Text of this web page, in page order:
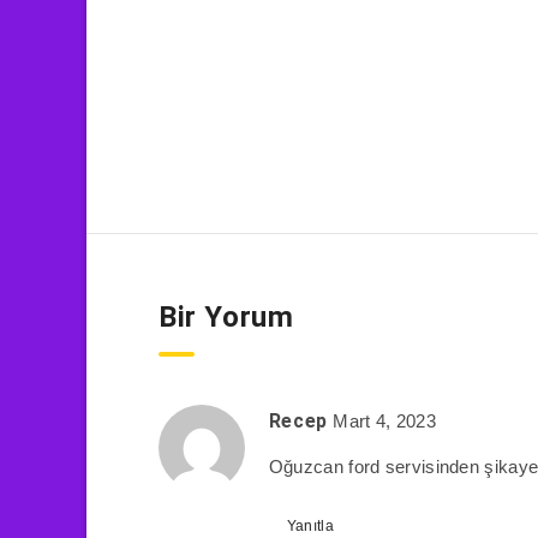
Bir Yorum
Recep Mart 4, 2023
Oğuzcan ford servisinden
Yanıtla